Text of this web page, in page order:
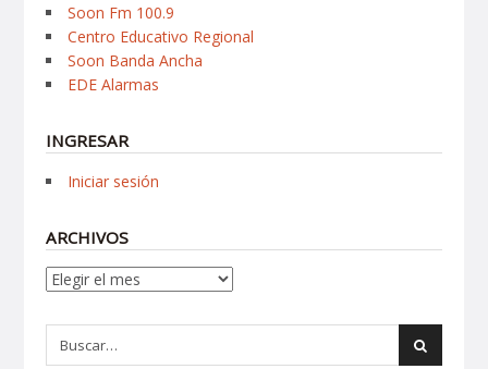
Soon Fm 100.9
Centro Educativo Regional
Soon Banda Ancha
EDE Alarmas
INGRESAR
Iniciar sesión
ARCHIVOS
Archivos